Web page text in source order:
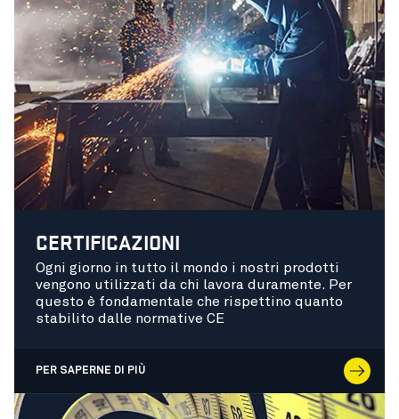
CERTIFICAZIONI
Ogni giorno in tutto il mondo i nostri prodotti
vengono utilizzati da chi lavora duramente. Per
questo è fondamentale che rispettino quanto
stabilito dalle normative CE
PER SAPERNE DI PIÙ